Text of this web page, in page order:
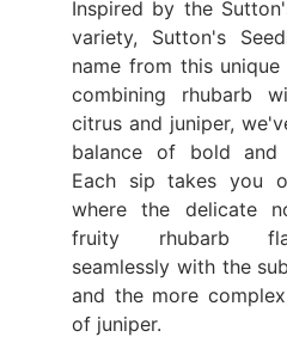
Inspired by the
variety, Sutton's
name from this
combining rhubarb
citrus and juniper,
balance of bold and
Each sip takes you
where the delicate
fruity rhubarb
seamlessly with the
and the more
of juniper.